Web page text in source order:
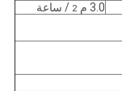
3.0 م 2 / ساعة